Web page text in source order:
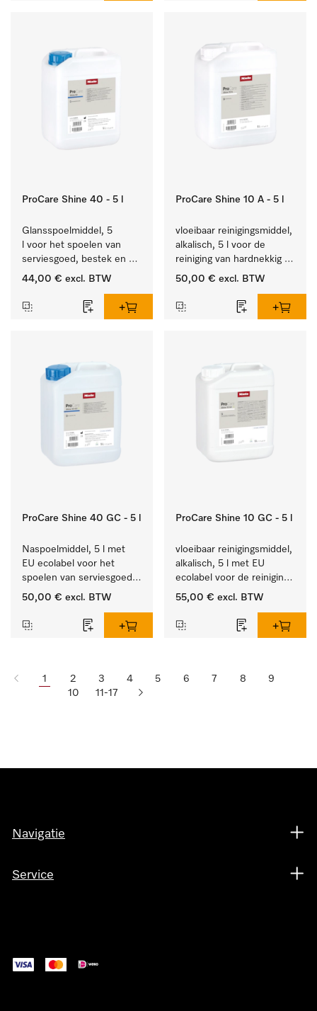
ProCare Shine 40 - 5 l
Glansspoelmiddel, 5
l voor het spoelen van
serviesgoed, bestek en
ideaal voor glazen.
44,00 € excl. BTW
ProCare Shine 10 A - 5 l
vloeibaar reinigingsmiddel,
alkalisch, 5 l voor de
reiniging van hardnekkig
vuil op serviesgoed,
50,00 € excl. BTW
ProCare Shine 40 GC - 5 l
Naspoelmiddel, 5 l met
EU ecolabel voor het
spoelen van serviesgoed,
bestek en glazen.
50,00 € excl. BTW
ProCare Shine 10 GC - 5 l
vloeibaar reinigingsmiddel,
alkalisch, 5 l met EU
ecolabel voor de reiniging
van alledaags vuil op
glazen.
55,00 € excl. BTW
1 2 3 4 5 6 7 8
9
10
11-17
Navigatie
Service